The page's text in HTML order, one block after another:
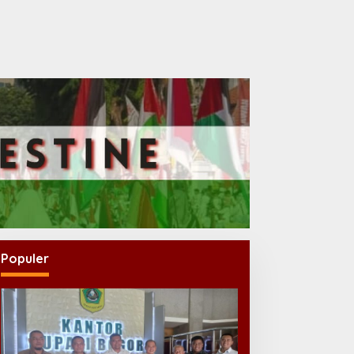
Populer